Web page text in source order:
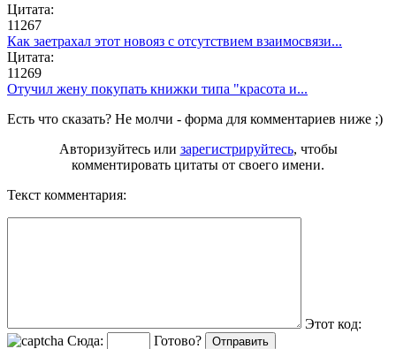
Цитата:
11267
Как заетрахал этот новояз с отсутствием взаимосвязи...
Цитата:
11269
Отучил жену покупать книжки типа "красота и...
Есть что сказать? Не молчи - форма для комментариев ниже ;)
Авторизуйтесь или зарегистрируйтесь, чтобы
комментировать цитаты от своего имени.
Текст комментария:
Этот код:
Сюда:
Готово?